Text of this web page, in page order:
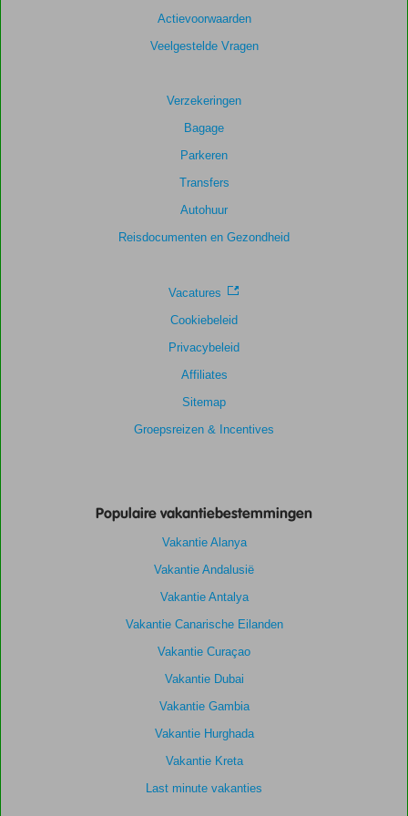
Actievoorwaarden
Veelgestelde Vragen
Verzekeringen
Bagage
Parkeren
Transfers
Autohuur
Reisdocumenten en Gezondheid
Vacatures
Cookiebeleid
Privacybeleid
Affiliates
Sitemap
Groepsreizen & Incentives
Populaire vakantiebestemmingen
Vakantie Alanya
Vakantie Andalusië
Vakantie Antalya
Vakantie Canarische Eilanden
Vakantie Curaçao
Vakantie Dubai
Vakantie Gambia
Vakantie Hurghada
Vakantie Kreta
Last minute vakanties